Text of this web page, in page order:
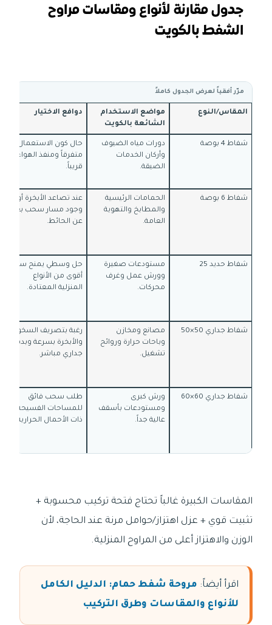
جدول مقارنة لأنواع ومقاسات مراوح
الشفط بالكويت
مرّر أفقياً لعرض الجدول كاملاً
المقاس/النوع
مواضع الاستخدام
الشائعة بالكويت
دوافع الاختيار
شفاط 4 بوصة
دورات مياه الضيوف
وأركان الخدمات
الضيقة.
حال كون الاستعمال
متفرقاً ومنفذ الهواء
قريباً.
شفاط 6 بوصة
الحمامات الرئيسية
والمطابخ والتهوية
العامة.
عند تصاعد الأبخرة أو
وجود مسار سحب بعيد
عن الحائط.
شفاط حديد 25
مستودعات صغيرة
وورش عمل وغرف
محركات.
حل وسطي يمنح سحباً
أقوى من الأنواع
المنزلية المعتادة.
شفاط جداري 50×50
مصانع ومخازن
وباحات حرارة وروائح
تشغيل.
رغبة بتصريف السخونة
والأبخرة بسرعة وبدفع
جداري مباشر.
شفاط جداري 60×60
ورش كبرى
ومستودعات بأسقف
عالية جداً.
طلب سحب فائق
للمساحات الفسيحة
ذات الأحمال الحرارية.
المقاسات الكبيرة غالباً تحتاج فتحة تركيب محسوبة +
تثبيت قوي + عزل اهتزاز/حوامل مرنة عند الحاجة، لأن
الوزن والاهتزاز أعلى من المراوح المنزلية.
اقرأ أيضاً: مروحة شفط حمام: الدليل الكامل
للأنواع والمقاسات وطرق التركيب